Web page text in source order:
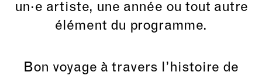
un·e artiste, une année ou tout autre
élément du programme.
Bon voyage à travers l’histoire de